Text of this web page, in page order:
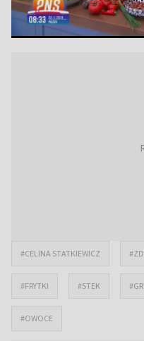
#CELINA STATKIEWICZ
#FRYTKI #STEK
#OWOCE